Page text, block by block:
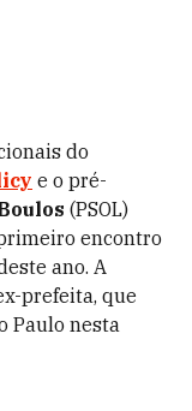
do
e o pré-
(PSOL)
encontro
ano. A
prefeita, que
Paulo nesta